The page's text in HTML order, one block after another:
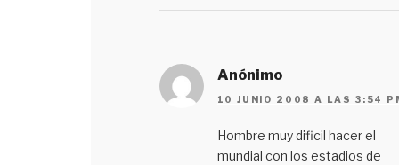
Anónimo
10 JUNIO 2008 A LAS 3:54
Hombre muy dificil hacer el
mundial con los estadios de